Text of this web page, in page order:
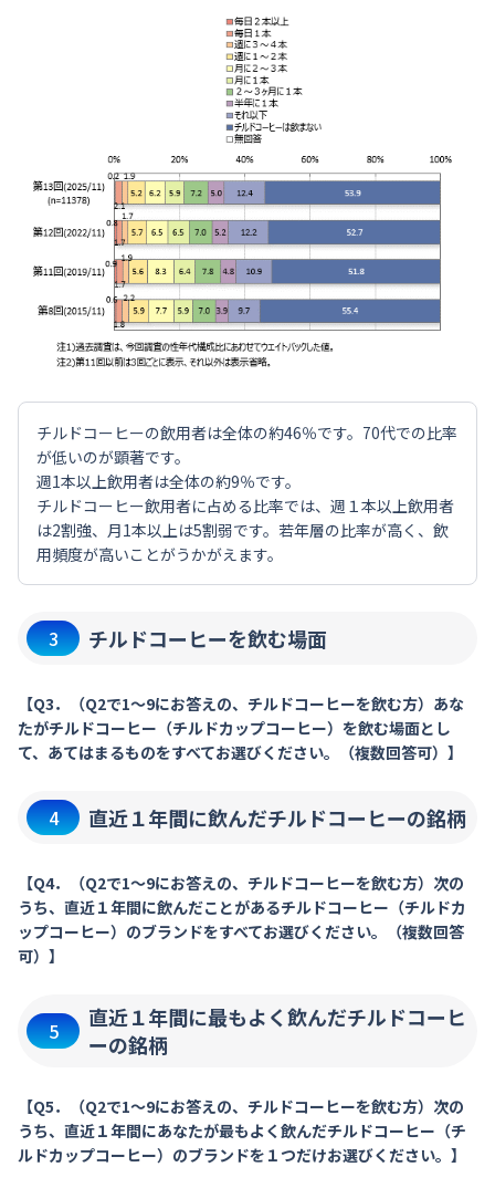
チルドコーヒーの飲用者は全体の約46％です。70代での比率
が低いのが顕著です。
週1本以上飲用者は全体の約9％です。
チルドコーヒー飲用者に占める比率では、週１本以上飲用者
は2割強、月1本以上は5割弱です。若年層の比率が高く、飲
用頻度が高いことがうかがえます。
3 チルドコーヒーを飲む場面
【Q3．（Q2で1～9にお答えの、チルドコーヒーを飲む方）あな
たがチルドコーヒー（チルドカップコーヒー）を飲む場面とし
て、あてはまるものをすべてお選びください。（複数回答可）】
4 直近１年間に飲んだチルドコーヒーの銘柄
【Q4．（Q2で1～9にお答えの、チルドコーヒーを飲む方）次の
うち、直近１年間に飲んだことがあるチルドコーヒー（チルドカ
ップコーヒー）のブランドをすべてお選びください。（複数回答
可）】
5
直近１年間に最もよく飲んだチルドコーヒ
ーの銘柄
【Q5．（Q2で1～9にお答えの、チルドコーヒーを飲む方）次の
うち、直近１年間にあなたが最もよく飲んだチルドコーヒー（チ
ルドカップコーヒー）のブランドを１つだけお選びください。】